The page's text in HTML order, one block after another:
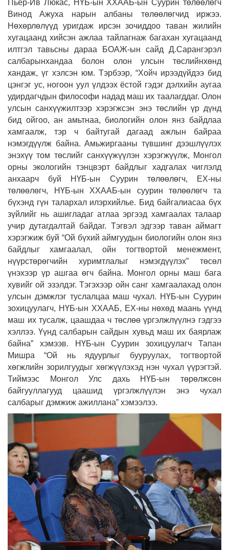
Пьер-Ив Люкас, НҮБ-ын ХХААБ-ын Суурин төлөөлөгч
Винод Ажуха нарын албаны төлөөлөгчид иржээ.
Нөхөрлөлүүд уригдаж ирсэн зочиддоо таван жилийн
хугацаанд хийсэн ажлаа тайлагнаж багахан хугацаанд
илтгэл тавьсны дараа БОАЖ-ын сайд Д.Сарангэрэл
салбарынхандаа болон олон улсын төслийнхөнд
хандаж, үг хэлсэн юм. Тэрбээр, “Хойч ирээдүйдээ бид
цэнгэг ус, ногоон уул үлдээх ёстой гэдэг дэлхийн аугаа
удирдагчдын философи надад маш их таалагддаг. Олон
улсын санхүүжилтээр хэрэгжсэн энэ төслийн үр дүнд
бид ойгоо, ан амьтнаа, биологийн олон янз байдлаа
хамгаалж, тэр ч байтугай дагаад ажлын байраа
нэмэгдүүлж байна. Амьжиргааны түвшинг дээшлүүлэх
энэхүү том төслийг санхүүжүүлэн хэрэгжүүлж, Монгол
орны экологийн тэнцвэрт байдлыг хадгалах чиглэлд
анхаарч буй НҮБ-ын Суурин төлөөлөгч, ЕХ-ны
төлөөлөгч, НҮБ-ын ХХААБ-ын суурин төлөөлөгч та
бүхэнд гүн талархал илэрхийлье. Бид байгалиасаа бүх
зүйлийг нь ашигладаг атлаа эргээд хамгаалах талаар
учир дутагдалтай байдаг. Тэгвэл эдгээр таван аймагт
хэрэгжиж буй “Ой бүхий аймгуудын биологийн олон янз
байдлыг хамгаалал, ойн тогтвортой менежмент,
нүүрстөрөгчийн хуримтлалыг нэмэгдүүлэх” төсөл
үнэхээр үр ашгаа өгч байна. Монгол орны маш бага
хувийг ой эзэлдэг. Тэгэхээр ойн санг хамгаалахад олон
улсын дэмжлэг туслалцаа маш чухал. НҮБ-ын Суурин
зохицуулагч, НҮБ-ын ХХААБ, ЕХ-ны нөхөд маань үүнд
маш их тусалж, цаашдаа ч төслөө үргэлжлүүлнэ гэдгээ
хэллээ. Үүнд салбарын сайдын хувьд маш их баярлаж
байна” хэмээв. НҮБ-ын Суурин зохицуулагч Тапан
Мишра “Ой нь ядуурлыг бууруулах, тогтвортой
хөгжлийн зорилгуудыг хөгжүүлэхэд нэн чухал үүрэгтэй.
Тиймээс Монгол Улс дахь НҮБ-ын төрөлжсөн
байгууллагууд цаашид үргэлжлүүлэн энэ чухал
салбарыг дэмжиж ажиллана” хэмээлээ.